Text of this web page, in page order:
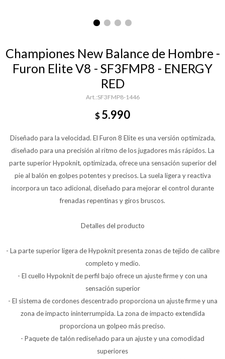
Championes New Balance de Hombre -
Furon Elite V8 - SF3FMP8 - ENERGY
RED
SF3FMP8-1446
$5.990
Diseñado para la velocidad. El Furon 8 Elite es una versión optimizada,
diseñado para una precisión al ritmo de los jugadores más rápidos. La
parte superior Hypoknit, optimizada, ofrece una sensación superior del
pie al balón en golpes potentes y precisos. La suela ligera y reactiva
incorpora un taco adicional, diseñado para mejorar el control durante
frenadas repentinas y giros bruscos.
Detalles del producto
- La parte superior ligera de Hypoknit presenta zonas de tejido de calibre
completo y medio.
- El cuello Hypoknit de perfil bajo ofrece un ajuste firme y con una
sensación superior
- El sistema de cordones descentrado proporciona un ajuste firme y una
zona de impacto ininterrumpida. La zona de impacto extendida
proporciona un golpeo más preciso.
- Paquete de talón rediseñado para un ajuste y una comodidad
superiores